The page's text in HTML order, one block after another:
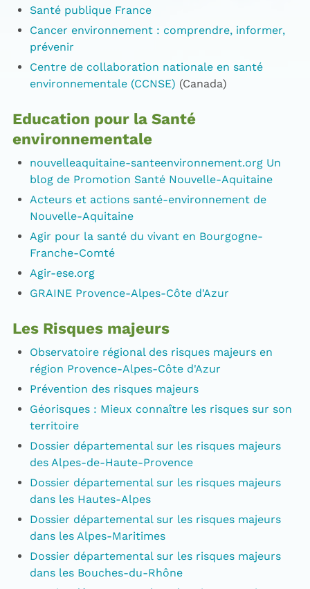
Santé publique France
Cancer environnement : comprendre, informer,
prévenir
Centre de collaboration nationale en santé
environnementale (CCNSE) (Canada)
Education pour la Santé
environnementale
nouvelleaquitaine-santeenvironnement.org Un
blog de Promotion Santé Nouvelle-Aquitaine
Acteurs et actions santé-environnement de
Nouvelle-Aquitaine
Agir pour la santé du vivant en Bourgogne-
Franche-Comté
Agir-ese.org
GRAINE Provence-Alpes-Côte d'Azur
Les Risques majeurs
Observatoire régional des risques majeurs en
région Provence-Alpes-Côte d'Azur
Prévention des risques majeurs
Géorisques : Mieux connaître les risques sur son
territoire
Dossier départemental sur les risques majeurs
des Alpes-de-Haute-Provence
Dossier départemental sur les risques majeurs
dans les Hautes-Alpes
Dossier départemental sur les risques majeurs
dans les Alpes-Maritimes
Dossier départemental sur les risques majeurs
dans les Bouches-du-Rhône